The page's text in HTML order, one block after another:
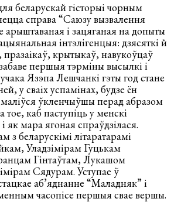
беларускай гісторыі чорным
справа “Саюзу вызвалення
арыштаваная і зацяганая на допыты
інтэлігенцыя: дзясяткі й
празаікаў, крытыкаў, навукоўцаў
першыя тэрміны высылкі і
Язэпа Лешчанкі гэты год стане
у сваіх успамінах, будзе ён
ўкленчыўшы перад абразом
тое, каб паступіць у менскі
як мара ягоная спраўдзілася.
з беларускімі літаратарамі
Уладзімірам Гуцькам
Гінтаўтам, Лукашом
Сядурам. Уступае ў
аб’яднанне “Маладняк” і
часопісе першыя свае вершы.